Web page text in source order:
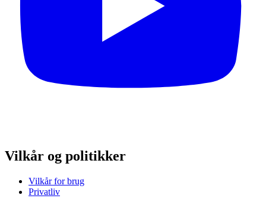
Vilkår og politikker
Vilkår for brug
Privatliv